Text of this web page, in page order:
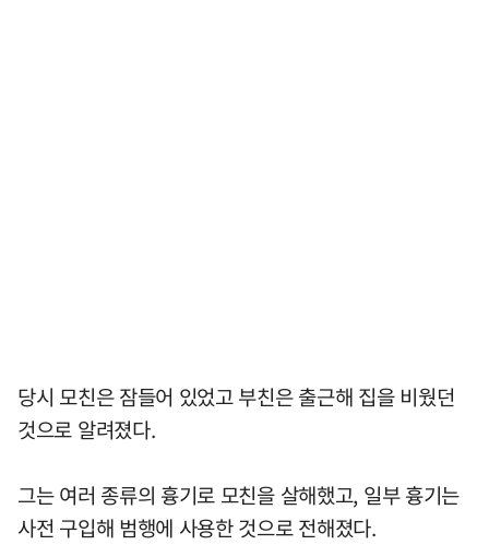
당시 모친은 잠들어 있었고 부친은 출근해 집을 비웠던
것으로 알려졌다.
그는 여러 종류의 흉기로 모친을 살해했고, 일부 흉기는
사전 구입해 범행에 사용한 것으로 전해졌다.